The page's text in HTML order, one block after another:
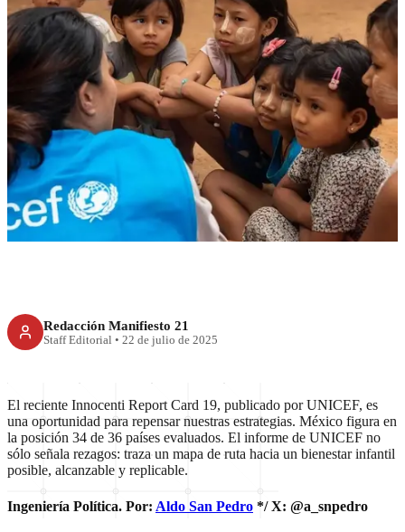
RECIENTE
Infancia en retroceso: revela
UNICEF fracaso estructural
del bienestar infantil
Redacción Manifiesto 21
Staff Editorial • 22 de julio de 2025
El reciente Innocenti Report Card 19, publicado por UNICEF, es
una oportunidad para repensar nuestras estrategias. México figura en
la posición 34 de 36 países evaluados. El informe de UNICEF no
sólo señala rezagos: traza un mapa de ruta hacia un bienestar infantil
posible, alcanzable y replicable.
Ingeniería Política. Por: Aldo San Pedro */ X: @a_snpedro